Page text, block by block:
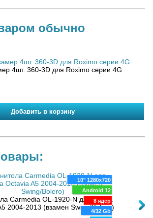
обычно
4шт. 360-3D для Roximo серии 4G
10" 1280x720
Android 12
8 ядер
4/32 Gb
Carmedia OL-1920-N для Skoda
2004-2013 (взамен Swing/Bolero)